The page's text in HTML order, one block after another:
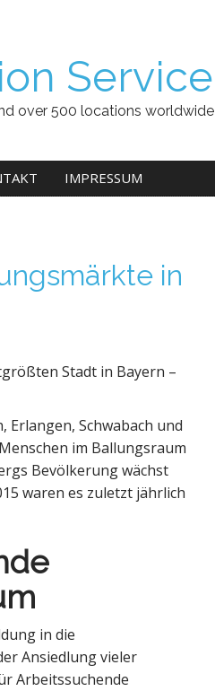
Service
over 500 locations worldwide
IMPRESSUM
in
Stadt in Bayern –
Schwabach und
im Ballungsraum
Bevölkerung wächst
waren es zuletzt jährlich
in die
Ansiedlung vieler
Arbeitssuchende